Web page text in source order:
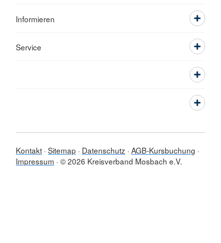
Informieren
Service
Kontakt Sitemap Datenschutz AGB-Kursbuchung
Impressum © 2026 Kreisverband Mosbach e.V.